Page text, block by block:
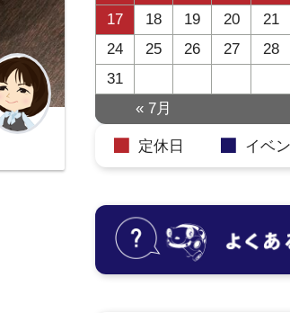
17
18 19 20 21
24
25 26 27 28
31
« 7月
定休日 イベ